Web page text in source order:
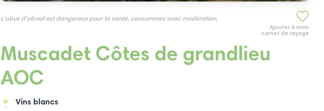
Ajouter à mon
carnet de voyage
L'abus d'alcool est dangereux pour la santé, consommez avec modération.
Muscadet Côtes de grandlieu
AOC
Vins blancs